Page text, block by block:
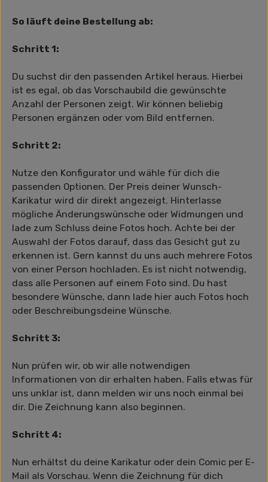
So läuft deine Bestellung ab:
Schritt 1:
Du suchst dir den passenden Artikel heraus. Hierbei
ist es egal, ob das Vorschaubild die gewünschte
Anzahl der Personen zeigt. Wir können beliebig
Personen ergänzen oder vom Bild entfernen.
Schritt 2:
Nutze den Konfigurator und wähle für dich die
passenden Optionen. Der Preis deiner Wunsch-
Karikatur wird dir direkt angezeigt. Hinterlasse
mögliche Änderungswünsche oder Widmungen und
lade zum Schluss deine Fotos hoch. Achte bei der
Auswahl der Fotos darauf, dass das Gesicht gut zu
erkennen ist. Gern kannst du uns auch mehrere Fotos
von einer Person hochladen. Es ist nicht notwendig,
dass alle Personen auf einem Foto sind. Du hast
besondere Wünsche, dann lade hier auch Fotos hoch
oder Beschreibungsdeine Wünsche.
Schritt 3:
Nun prüfen wir, ob wir alle notwendigen
Informationen von dir erhalten haben. Falls etwas für
uns unklar ist, dann melden wir uns noch einmal bei
dir. Die Zeichnung kann also beginnen.
Schritt 4:
Nun erhältst du deine Karikatur oder dein Comic per E-
Mail als Vorschau. Wenn die Zeichnung für dich